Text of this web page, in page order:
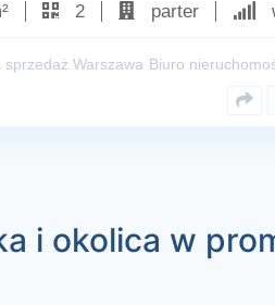
2 parter
sprzedaż Warszawa Biuro
i okolica w